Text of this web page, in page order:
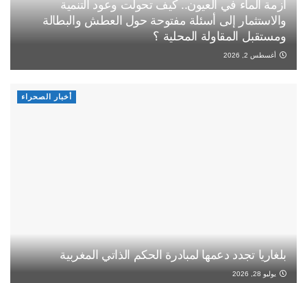
أزمة الماء في العيون.. كيف تحولت وعود التنمية
والاستثمار إلى أسئلة مفتوحة حول العطش والبطالة
ومستقبل المقاولة المحلية ؟
أغسطس 2, 2026
أخبار الصحراء
بلغاريا تجدد دعمها لمبادرة الحكم الذاتي المغربية
يوليو 28, 2026